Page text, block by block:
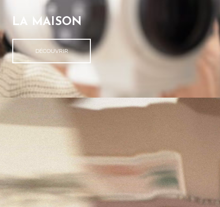
LA MAISON
DÉCOUVRIR